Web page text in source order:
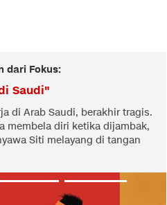
dari Fokus:
Saudi"
di Arab Saudi, berakhir tragis.
membela diri ketika dijambak,
Siti melayang di tangan